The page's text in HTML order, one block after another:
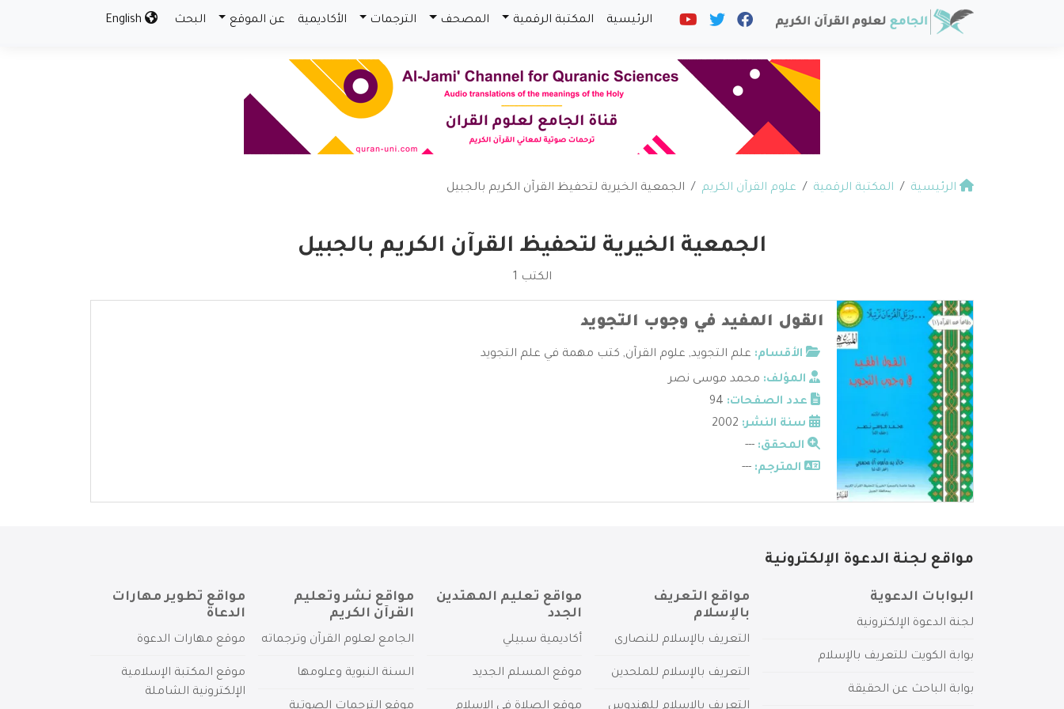
الرئيسية المكتبة الرقمية المصحف الترجمات الأكاديمية عن الموقع البحث
الرئيسية المكتبة الرقمية علوم القرآن الكريم الجمعية الخيرية لتحفيظ القرآن الكريم بالجبيل
الجمعية الخيرية لتحفيظ القرآن الكريم بالجبيل
الكتب 1
القول المفيد في وجوب التجويد
الأقسام: علم التجويد, علوم القرآن, كتب مهمة في علم التجويد
المؤلف: محمد موسى نصر
عدد الصفحات:
سنة النشر:
المحقق: ---
المترجم: ---
مواقع لجنة الدعوة الإلكترونية
البوابات الدعوية
لجنة الدعوة الإلكترونية
بوابة الكويت للتعريف بالإسلام
بوابة الباحث عن الحقيقة
مواقع التعريف
بالإسلام
التعريف بالإسلام للنصارى
التعريف بالإسلام للملحدين
مواقع تعليم المهتدين
الجدد
أكاديمية سبيلي
موقع المسلم الجديد
مواقع نشر وتعليم
القرآن الكريم
الجامع لعلوم القرآن وترجماته
السنة النبوية وعلومها
مواقع تطوير مهارات
الدعاة
موقع مهارات الدعوة
موقع المكتبة الإسلامية
الإلكترونية الشاملة